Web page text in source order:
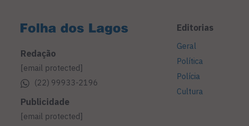
Redação
[email protected]
(22) 99933-2196
Publicidade
[email protected]
Editorias
Geral
Política
Polícia
Cultura